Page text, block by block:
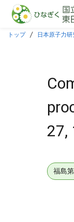
本文に飛ぶ
トップ 日本原子力
27,
福島